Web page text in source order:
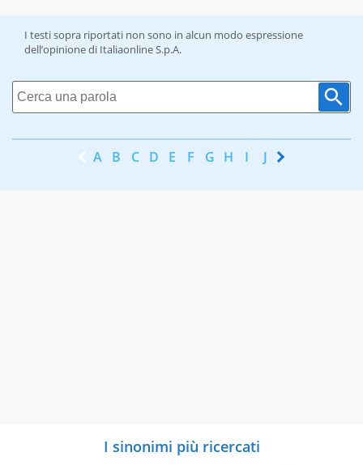
I testi sopra riportati non sono in alcun modo espressione
dell’opinione di Italiaonline S.p.A.
A B C D E F G H I J K
I sinonimi più ricercati